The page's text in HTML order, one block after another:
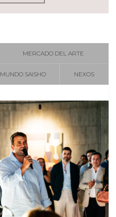
MERCADO DEL ARTE
MUNDO SAISHO NEXOS